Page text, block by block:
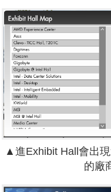
▲進Exhibit Hall會出
的廠